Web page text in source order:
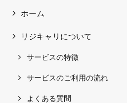
ホーム
リジキャリについて
サービスの特徴
サービスのご利用の流れ
よくある質問